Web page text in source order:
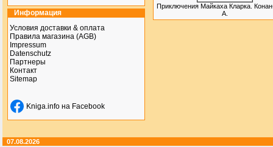
Информация
Условия доставки & оплата
Правила магазина (AGB)
Impressum
Datenschutz
Партнеры
Контакт
Sitemap
Kniga.info на Facebook
Приключения Майкаха Кларка.
А.
07.08.2026